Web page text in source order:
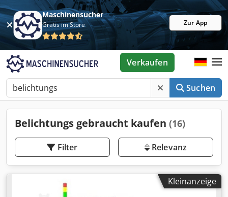
Maschinensucher
Gratis im Store Zur App
Suchen
Verkaufen
Belichtungs gebraucht kaufen (16)
Filter Relevanz
Kleinanzeige